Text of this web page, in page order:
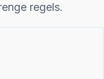
regels.